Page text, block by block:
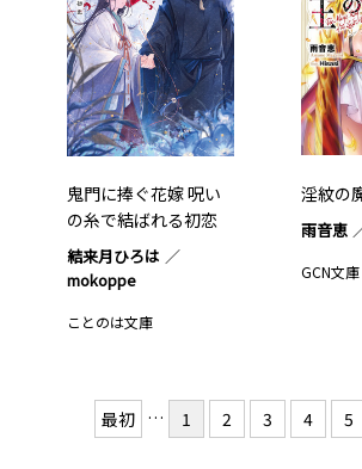
鬼門に捧ぐ花嫁 呪い
の糸で結ばれる初恋
結来月ひろは
mokoppe
ことのは文庫
淫紋の
雨音恵
GCN文庫
最初 … 1 2 3 4 5